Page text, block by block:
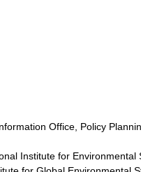
Office, Policy
Institute for Environmental